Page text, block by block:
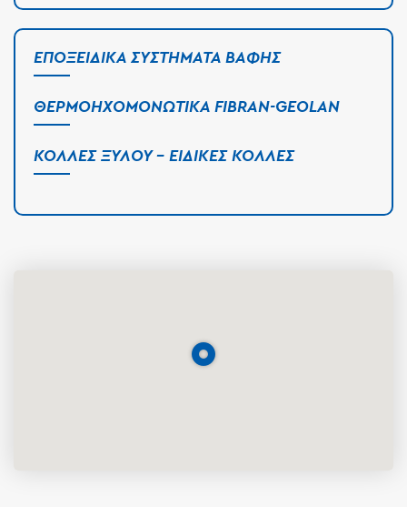
ΕΠΟΞΕΙΔΙΚΆ ΣΥΣΤΉΜΑΤΑ ΒΑΦΉΣ
ΘΕΡΜΟΗΧΟΜΟΝΩΤΙΚΆ FIBRAN-GEOLAN
ΚΌΛΛΕΣ ΞΎΛΟΥ - ΕΙΔΙΚΈΣ ΚΌΛΛΕΣ